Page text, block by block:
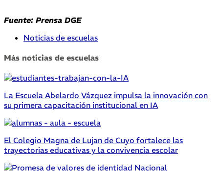
Fuente: Prensa DGE
Noticias de escuelas
Más noticias de escuelas
La Escuela Abelardo Vázquez impulsa la innovación con
su primera capacitación institucional en IA
El Colegio Magna de Lujan de Cuyo fortalece las
trayectorias educativas y la convivencia escolar